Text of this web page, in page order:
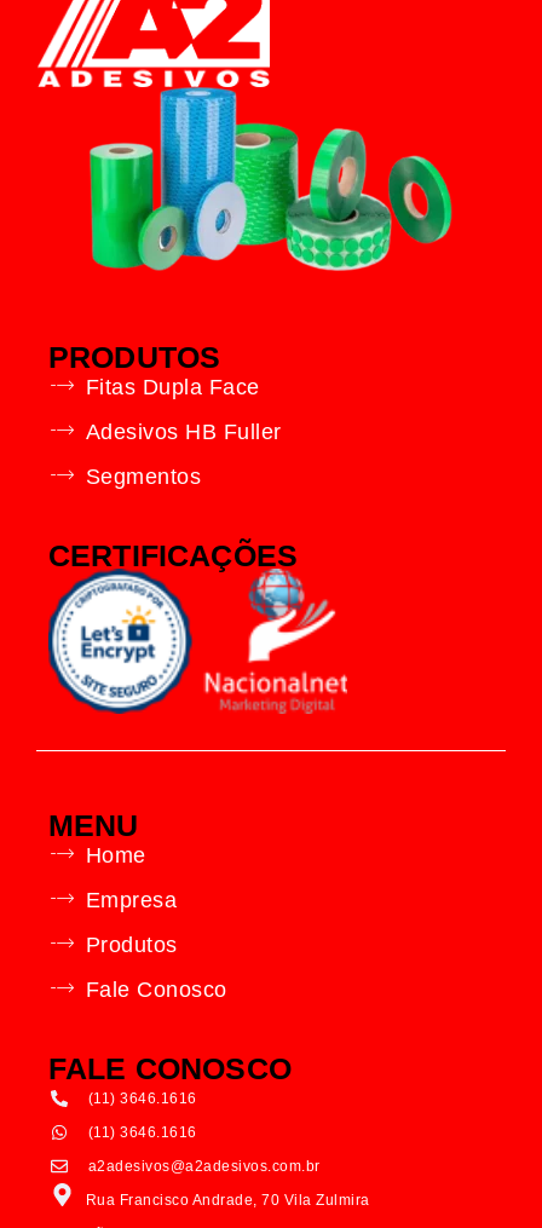
PRODUTOS
Fitas Dupla Face
Adesivos HB Fuller
Segmentos
CERTIFICAÇÕES
MENU
Home
Empresa
Produtos
Fale Conosco
FALE CONOSCO
(11) 3646.1616
(11) 3646.1616
a2adesivos@a2adesivos.com.br
Rua Francisco Andrade, 70 Vila Zulmira